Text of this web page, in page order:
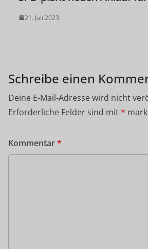
21. Juli 2023
Schreibe einen
Deine E-Mail-Adresse wird nicht
Erforderliche Felder sind mit*
Kommentar*